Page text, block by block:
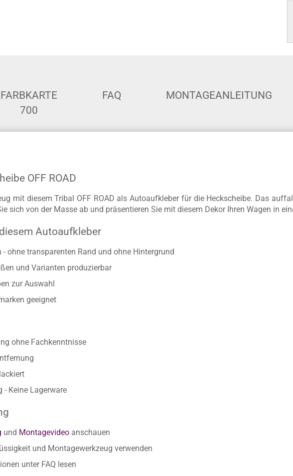
FARBKARTE
700
FAQ MONTAGEANLEITUNG
OFF ROAD
mit diesem Tribal OFF ROAD als Autoaufkleber für die Heckscheibe. Das
sich von der Masse ab und präsentieren Sie mit diesem Dekor Ihren Wagen in
Autoaufkleber
ohne transparenten Rand und ohne Hintergrund
und Varianten produzierbar
zur Auswahl
geeignet
ohne Fachkenntnisse
- Keine Lagerware
und Montagevideo anschauen
und Montagewerkzeug verwenden
unter FAQ lesen